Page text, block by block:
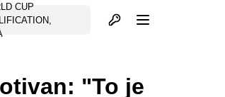
CUP
Otvori profil
"To je